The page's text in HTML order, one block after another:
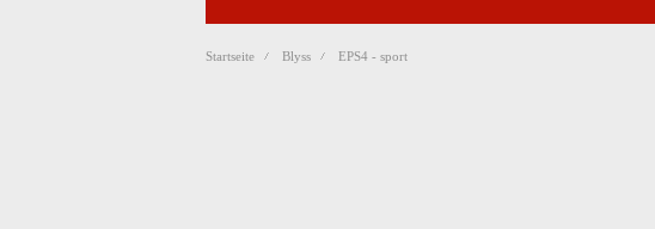
Startseite Blyss EPS4 - sport